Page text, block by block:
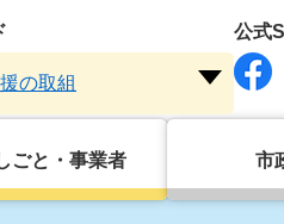
ー
の取組
公式
ごと・事業者 市